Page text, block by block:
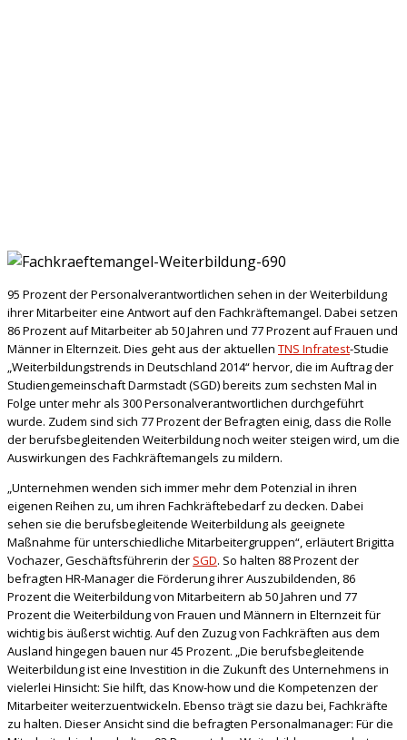
95 Prozent der Personalverantwortlichen sehen in der Weiterbildung
ihrer Mitarbeiter eine Antwort auf den Fachkräftemangel. Dabei setzen
86 Prozent auf Mitarbeiter ab 50 Jahren und 77 Prozent auf Frauen und
Männer in Elternzeit. Dies geht aus der aktuellen TNS Infratest-Studie
„Weiterbildungstrends in Deutschland 2014“ hervor, die im Auftrag der
Studiengemeinschaft Darmstadt (SGD) bereits zum sechsten Mal in
Folge unter mehr als 300 Personalverantwortlichen durchgeführt
wurde. Zudem sind sich 77 Prozent der Befragten einig, dass die Rolle
der berufsbegleitenden Weiterbildung noch weiter steigen wird, um die
Auswirkungen des Fachkräftemangels zu mildern.
„Unternehmen wenden sich immer mehr dem Potenzial in ihren
eigenen Reihen zu, um ihren Fachkräftebedarf zu decken. Dabei
sehen sie die berufsbegleitende Weiterbildung als geeignete
Maßnahme für unterschiedliche Mitarbeitergruppen“, erläutert Brigitta
Vochazer, Geschäftsführerin der SGD. So halten 88 Prozent der
befragten HR-Manager die Förderung ihrer Auszubildenden, 86
Prozent die Weiterbildung von Mitarbeitern ab 50 Jahren und 77
Prozent die Weiterbildung von Frauen und Männern in Elternzeit für
wichtig bis äußerst wichtig. Auf den Zuzug von Fachkräften aus dem
Ausland hingegen bauen nur 45 Prozent. „Die berufsbegleitende
Weiterbildung ist eine Investition in die Zukunft des Unternehmens in
vielerlei Hinsicht: Sie hilft, das Know-how und die Kompetenzen der
Mitarbeiter weiterzuentwickeln. Ebenso trägt sie dazu bei, Fachkräfte
zu halten. Dieser Ansicht sind die befragten Personalmanager: Für die